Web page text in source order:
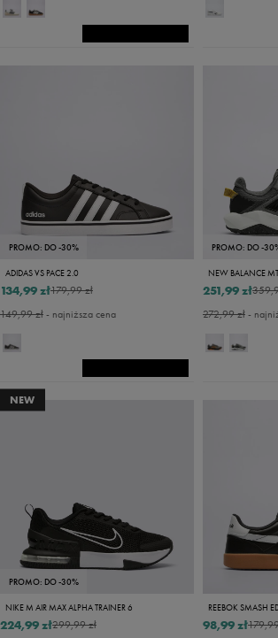
PROMO: DO -30%
ADIDAS VS PACE 2.0
179,99 zł
134,99 zł
149,99 zł- najniższa cena
PROMO: DO -
NEW BALANCE
251,99 zł
272,99 zł-
NEW
PROMO: DO -30%
NIKE M AIR MAX ALPHA TRAINER 6
299,99 zł
224,99 zł
REEBOK SMASH
98,99 zł